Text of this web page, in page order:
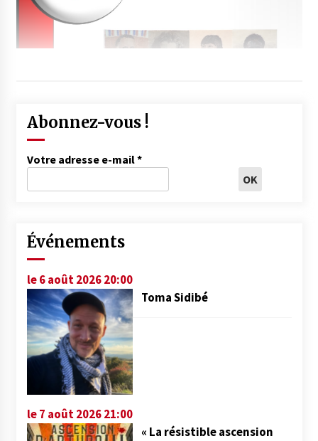
Abonnez-vous !
Votre adresse e-mail*
Événements
le 6 août 2026 20:00
Toma Sidibé
le 7 août 2026 21:00
« La résistible ascension